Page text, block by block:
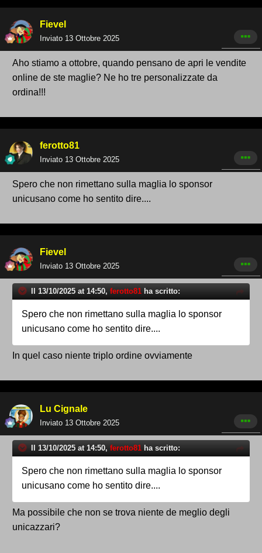
Fievel
Inviato 13 Ottobre 2025
Aho stiamo a ottobre, quando pensano de apri le vendite
online de ste maglie? Ne ho tre personalizzate da
ordina!!!
ferotto81
Inviato 13 Ottobre 2025
Spero che non rimettano sulla maglia lo sponsor
unicusano come ho sentito dire....
Fievel
Inviato 13 Ottobre 2025
Il 13/10/2025 at 14:50, ferotto81 ha scritto:
Spero che non rimettano sulla maglia lo sponsor
unicusano come ho sentito dire....
In quel caso niente triplo ordine ovviamente
Lu Cignale
Inviato 13 Ottobre 2025
Il 13/10/2025 at 14:50, ferotto81 ha scritto:
Spero che non rimettano sulla maglia lo sponsor
unicusano come ho sentito dire....
Ma possibile che non se trova niente de meglio degli
unicazzari?